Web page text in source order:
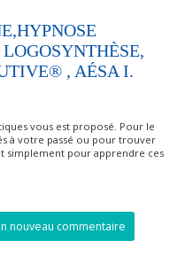
, AÉSA I.
vous est proposé. Pour le
à votre passé ou pour trouver
simplement pour apprendre ces
nouveau commentaire